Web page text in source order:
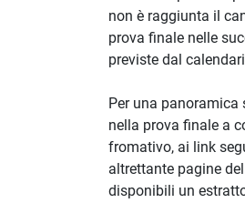
non è raggiunta il
prova finale nelle
previste dal
Per una
nella prova finale a
fromativo, ai link
altrettante pagine
disponibili un